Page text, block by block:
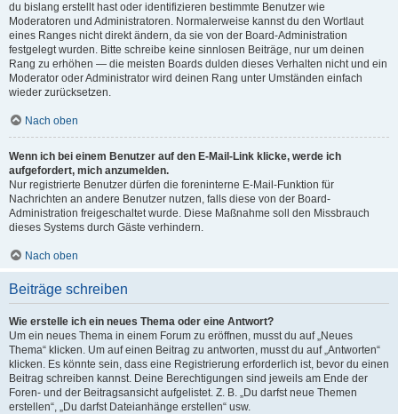
du bislang erstellt hast oder identifizieren bestimmte Benutzer wie
Moderatoren und Administratoren. Normalerweise kannst du den Wortlaut
eines Ranges nicht direkt ändern, da sie von der Board-Administration
festgelegt wurden. Bitte schreibe keine sinnlosen Beiträge, nur um deinen
Rang zu erhöhen — die meisten Boards dulden dieses Verhalten nicht und ein
Moderator oder Administrator wird deinen Rang unter Umständen einfach
wieder zurücksetzen.
Nach oben
Wenn ich bei einem Benutzer auf den E-Mail-Link klicke, werde ich
aufgefordert, mich anzumelden.
Nur registrierte Benutzer dürfen die foreninterne E-Mail-Funktion für
Nachrichten an andere Benutzer nutzen, falls diese von der Board-
Administration freigeschaltet wurde. Diese Maßnahme soll den Missbrauch
dieses Systems durch Gäste verhindern.
Nach oben
Beiträge schreiben
Wie erstelle ich ein neues Thema oder eine Antwort?
Um ein neues Thema in einem Forum zu eröffnen, musst du auf „Neues
Thema“ klicken. Um auf einen Beitrag zu antworten, musst du auf „Antworten“
klicken. Es könnte sein, dass eine Registrierung erforderlich ist, bevor du einen
Beitrag schreiben kannst. Deine Berechtigungen sind jeweils am Ende der
Foren- und der Beitragsansicht aufgelistet. Z. B. „Du darfst neue Themen
erstellen“, „Du darfst Dateianhänge erstellen“ usw.